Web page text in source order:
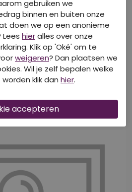
40-50-60% korting
CITYLIFE
Z10426/LT-66391 LILA
Tops korte mouw
gebruiken we
binnen en buiten onze
doen we op een anonieme
hieralles over onze
Klik op 'Oké' om te
weigeren? Dan plaatsen we
Wil je zelf bepalen welke
klik dan hier.